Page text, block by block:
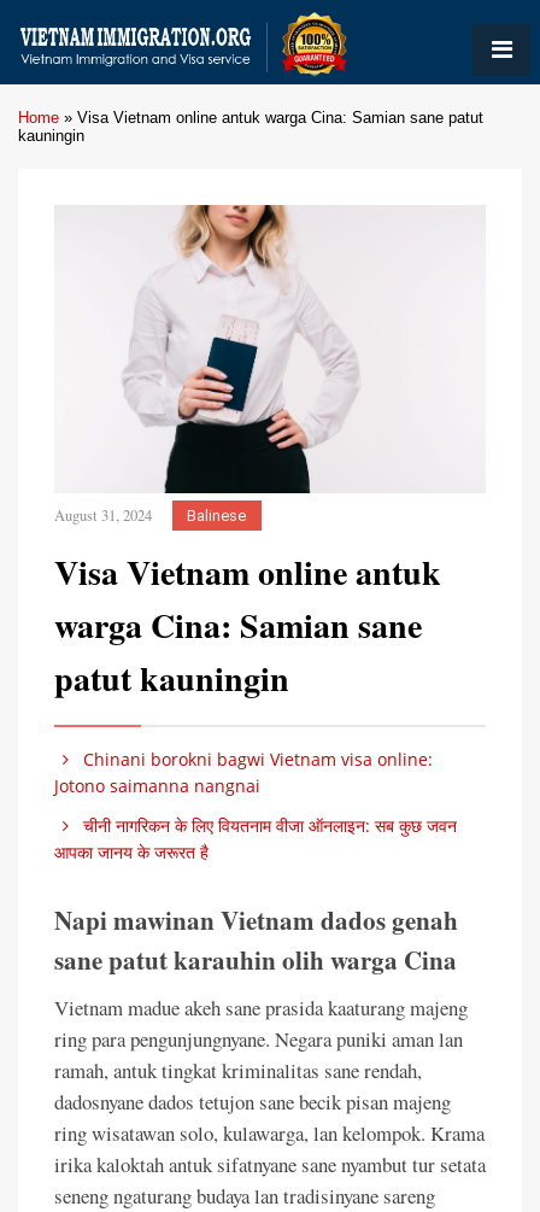
Home » Visa Vietnam online antuk warga Cina: Samian sane patut
kauningin
August 31, 2024 Balinese
Visa Vietnam online antuk
warga Cina: Samian sane
patut kauningin
Chinani borokni bagwi Vietnam visa online:
Jotono saimanna nangnai
चीनी नागरिकन के लिए वियतनाम वीजा ऑनलाइन: सब कुछ जवन
आपका जानय के जरूरत है
Napi mawinan Vietnam dados genah
sane patut karauhin olih warga Cina
Vietnam madue akeh sane prasida kaaturang majeng
ring para pengunjungnyane. Negara puniki aman lan
ramah, antuk tingkat kriminalitas sane rendah,
dadosnyane dados tetujon sane becik pisan majeng
ring wisatawan solo, kulawarga, lan kelompok. Krama
irika kaloktah antuk sifatnyane sane nyambut tur setata
seneng ngaturang budaya lan tradisinyane sareng